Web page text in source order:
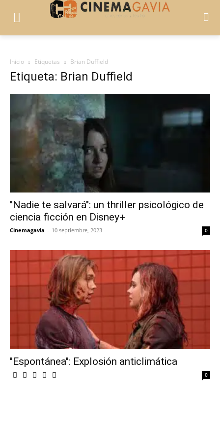
Inicio Etiquetas Brian Duffield
Etiqueta: Brian Duffield
"Nadie te salvará": un thriller psicológico de
ciencia ficción en Disney+
Cinemagavia - 10 septiembre, 2023 0
"Espontánea": Explosión anticlimática
0